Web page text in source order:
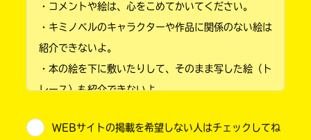
小学2年
小学4年
小学6年
・コメントや絵は、心をこめてかいてください。
・キミノベルのキャラクターや作品に関係のない絵は
紹介できないよ。
・本の絵を下に敷いたりして、そのまま写した絵（ト
レース）も紹介できないよ。
・送ってからすぐには紹介されないので、待ってて
WEBサイトの掲載を希望しない人はチェックしてね